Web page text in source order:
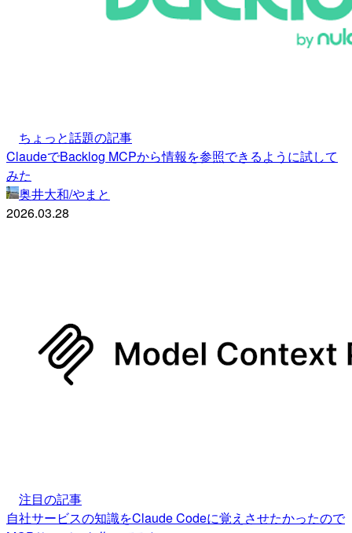
ちょっと話題の記事
ClaudeでBacklog MCPから情報を参照できるように試して
みた
奥井大和/やまと
2026.03.28
注目の記事
自社サービスの知識をClaude Codeに覚えさせたかったので